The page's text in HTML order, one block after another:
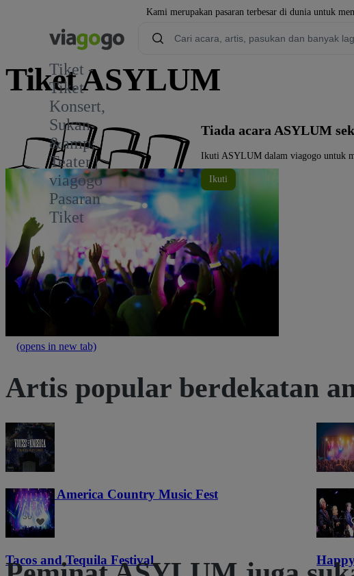
Kami merupakan pasaran terbesar di dunia untuk
Tiket -
Tiket
Konsert,
Sukan
&amp;
Teater |
viagogo
Pasaran
Tiket
Tiket ASYLUM
Tiada acara ASYLUM
Ikuti ASYLUM dalam viagogo untuk
Ikuti
(opens in new tab)
Artis popular berdekatan
Voices of America Country Music Fest
36
Lost
121
Tacos and Tequila Festival